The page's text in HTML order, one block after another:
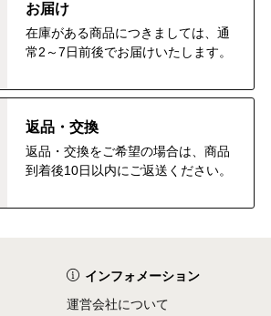
お届け
在庫がある商品につきましては、通
常2～7日前後でお届けいたします。
返品・交換
返品・交換をご希望の場合は、商品
到着後10日以内にご返送ください。
インフォメーション
運営会社について